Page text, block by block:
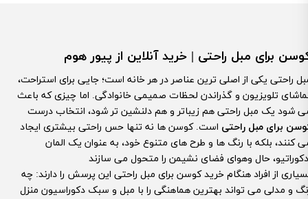
برای مبل راحتی | خرید آنلاین از پیور هوم
راحتی یکی از اصلی ترین عناصر در هر خانه است؛ جایی برای استراحت،
تلویزیون و گذراندن لحظات صمیمی خانوادگی. اما چیزی که باعث
شود یک مبل راحتی هم زیباتر و هم دلنشین تر شود، انتخاب درست
برای مبل راحتی است. کوسن ها نه تنها حس راحتی بیشتری ایجاد
کنند، بلکه با رنگ ها و طرح های متنوع خود، به عنوان یک المان
از افراد هنگام خرید کوسن برای مبل راحتی این پرسش را دارند: چه
و مدلی می تواند بهترین هماهنگی را با مبل و سبک دکوراسیون منزل